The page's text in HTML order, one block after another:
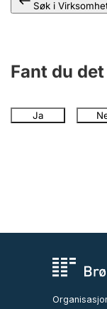
Søk i
Fant du
Ja